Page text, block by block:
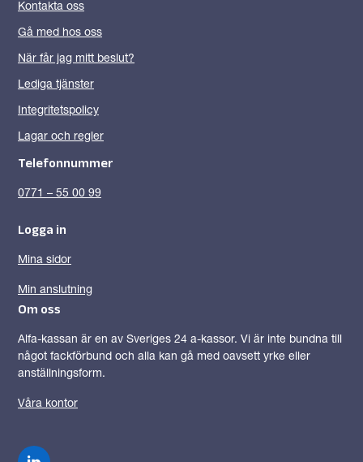
Kontakta oss
Gå med hos oss
När får jag mitt beslut?
Lediga tjänster
Integritetspolicy
Lagar och regler
Telefonnummer
0771 – 55 00 99
Logga in
Mina sidor
Min anslutning
Om oss
Alfa-kassan är en av Sveriges 24 a-kassor. Vi är inte bundna till
något fackförbund och alla kan gå med oavsett yrke eller
anställningsform.
Våra kontor